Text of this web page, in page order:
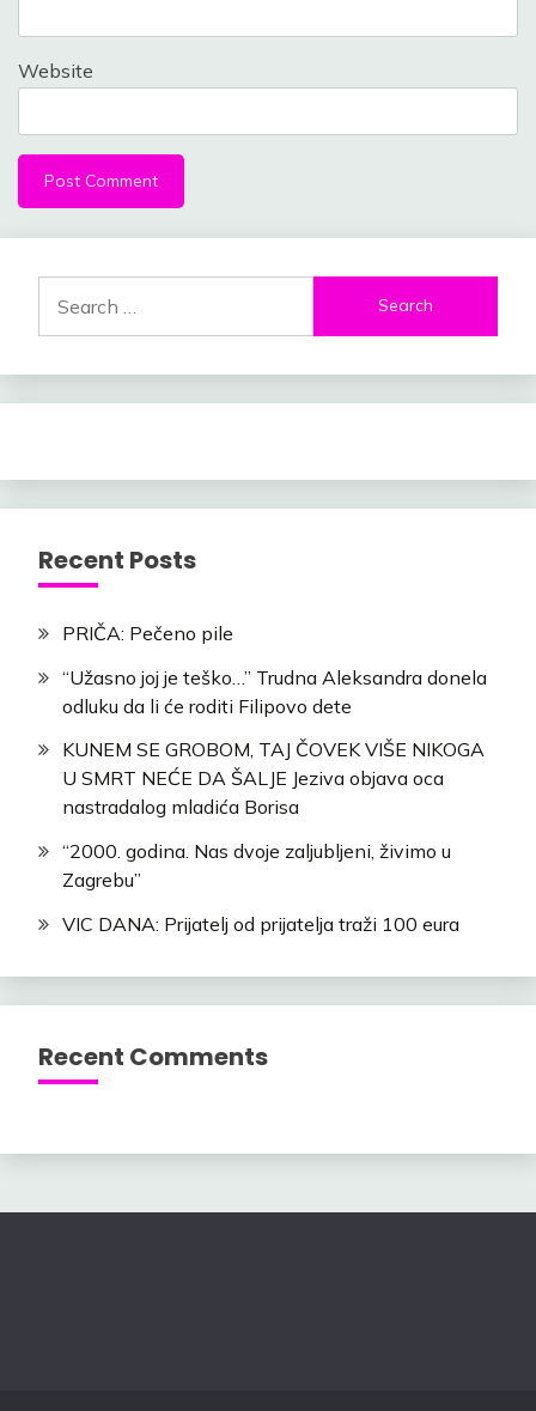
Website
for:
Recent Posts
PRIČA: Pečeno pile
“Užasno joj je teško…” Trudna Aleksandra donela
odluku da li će roditi Filipovo dete
KUNEM SE GROBOM, TAJ ČOVEK VIŠE NIKOGA
U SMRT NEĆE DA ŠALJE Jeziva objava oca
nastradalog mladića Borisa
“2000. godina. Nas dvoje zaljubljeni, živimo u
Zagrebu”
VIC DANA: Prijatelj od prijatelja traži 100 eura
Recent Comments